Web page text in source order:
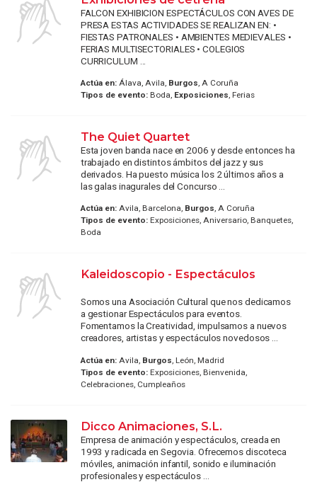
FALCON EXHIBICION ESPECTÁCULOS CON AVES DE
PRESA ESTAS ACTIVIDADES SE REALIZAN EN: •
FIESTAS PATRONALES • AMBIENTES MEDIEVALES •
FERIAS MULTISECTORIALES • COLEGIOS
CURRICULUM ...
Actúa en:Álava, Avila, Burgos, A Coruña
Tipos de evento:Boda, Exposiciones, Ferias
The Quiet Quartet
Esta joven banda nace en 2006 y desde entonces ha
trabajado en distintos ámbitos del jazz y sus
derivados. Ha puesto música los 2 últimos años a
las galas inagurales del Concurso ...
Actúa en:Avila, Barcelona, Burgos, A Coruña
Tipos de evento:Exposiciones, Aniversario, Banquetes,
Boda
Kaleidoscopio - Espectáculos
Somos una Asociación Cultural que nos dedicamos
a gestionar Espectáculos para eventos.
Fomentamos la Creatividad, impulsamos a nuevos
creadores, artistas y espectáculos novedosos ...
Actúa en:Avila, Burgos, León, Madrid
Tipos de evento:Exposiciones, Bienvenida,
Celebraciones, Cumpleaños
Dicco Animaciones, S.L.
Empresa de animación y espectáculos, creada en
1993 y radicada en Segovia. Ofrecemos discoteca
móviles, animación infantil, sonido e iluminación
profesionales y espectáculos ...